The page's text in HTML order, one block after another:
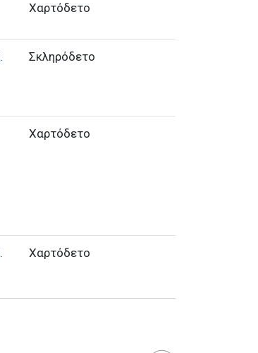
Χαρτόδετο
Σκληρόδετο
Χαρτόδετο
Χαρτόδετο